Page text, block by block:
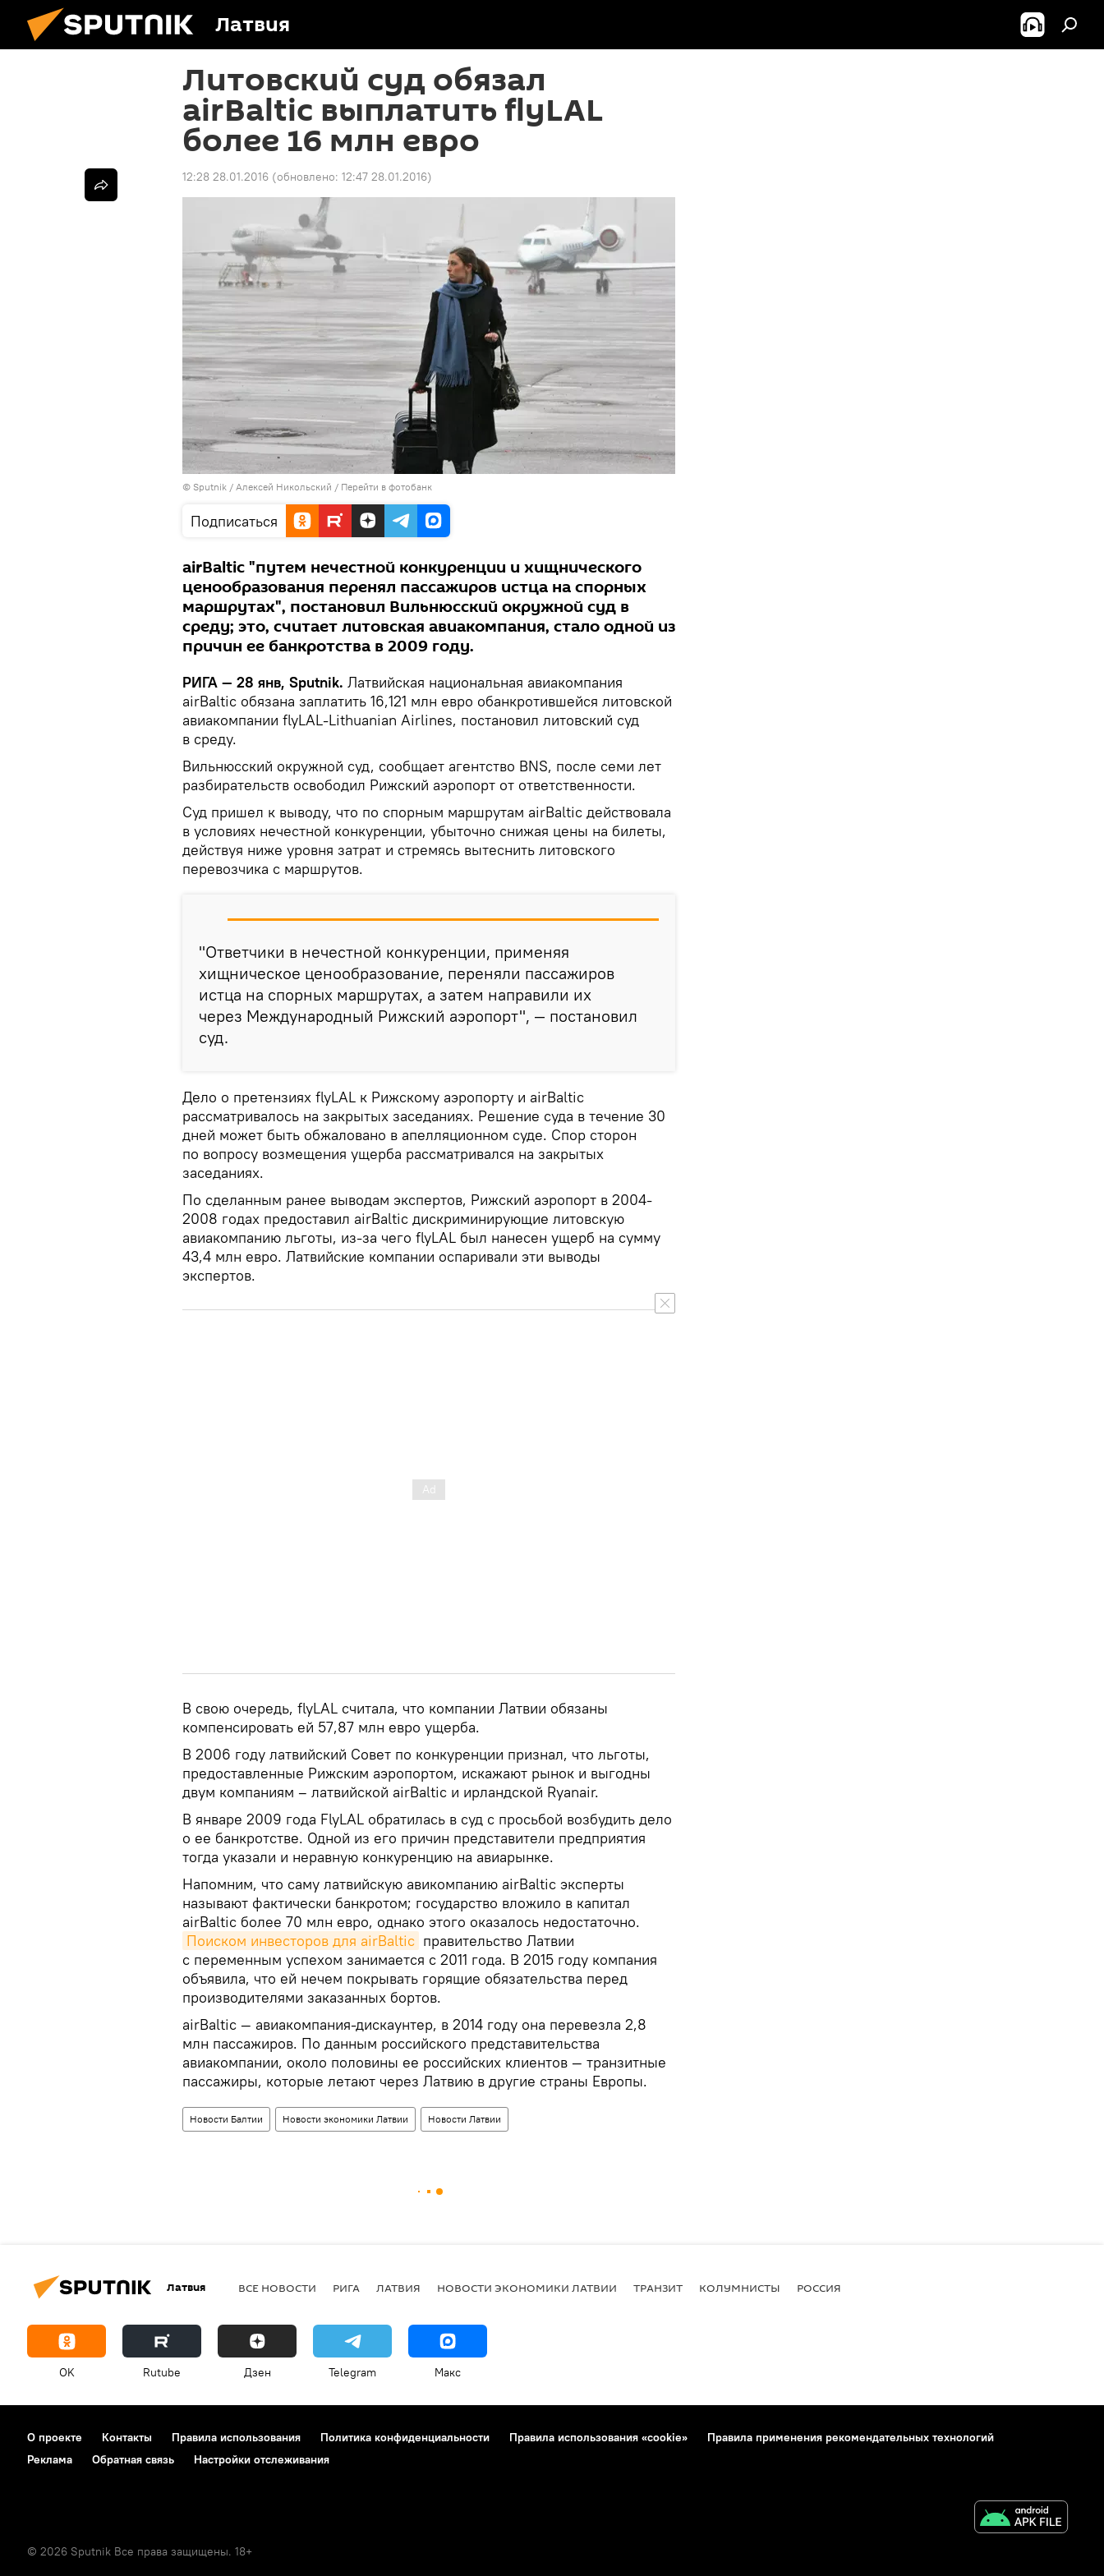
Латвия
Литовский суд обязал
аirBaltic выплатить flyLAL
более 16 млн евро
12:28 28.01.2016 (обновлено: 12:47 28.01.2016)
© Sputnik / Алексей Никольский / Перейти в фотобанк
Подписаться
аirBaltic "путем нечестной конкуренции и хищнического
ценообразования перенял пассажиров истца на спорных
маршрутах", постановил Вильнюсский окружной суд в
среду; это, считает литовская авиакомпания, стало одной из
причин ее банкротства в 2009 году.
РИГА — 28 янв, Sputnik. Латвийская национальная авиакомпания
аirBaltic обязана заплатить 16,121 млн евро обанкротившейся литовской
авиакомпании flyLAL-Lithuanian Airlines, постановил литовский суд
в среду.
Вильнюсский окружной суд, сообщает агентство BNS, после семи лет
разбирательств освободил Рижский аэропорт от ответственности.
Суд пришел к выводу, что по спорным маршрутам аirBaltic действовала
в условиях нечестной конкуренции, убыточно снижая цены на билеты,
действуя ниже уровня затрат и стремясь вытеснить литовского
перевозчика с маршрутов.
"Ответчики в нечестной конкуренции, применяя
хищническое ценообразование, переняли пассажиров
истца на спорных маршрутах, а затем направили их
через Международный Рижский аэропорт", — постановил
суд.
Дело о претензиях flyLAL к Рижскому аэропорту и аirBaltic
рассматривалось на закрытых заседаниях. Решение суда в течение 30
дней может быть обжаловано в апелляционном суде. Спор сторон
по вопросу возмещения ущерба рассматривался на закрытых
заседаниях.
По сделанным ранее выводам экспертов, Рижский аэропорт в 2004-
2008 годах предоставил аirBaltic дискриминирующие литовскую
авиакомпанию льготы, из-за чего flyLAL был нанесен ущерб на сумму
43,4 млн евро. Латвийские компании оспаривали эти выводы
экспертов.
В свою очередь, flyLAL считала, что компании Латвии обязаны
компенсировать ей 57,87 млн евро ущерба.
В 2006 году латвийский Совет по конкуренции признал, что льготы,
предоставленные Рижским аэропортом, искажают рынок и выгодны
двум компаниям – латвийской аirBaltic и ирландской Ryanair.
В январе 2009 года FlyLAL обратилась в суд с просьбой возбудить дело
о ее банкротстве. Одной из его причин представители предприятия
тогда указали и неравную конкуренцию на авиарынке.
Напомним, что саму латвийскую авикомпанию аirBaltic эксперты
называют фактически банкротом; государство вложило в капитал
airBaltic более 70 млн евро, однако этого оказалось недостаточно.
Поиском инвесторов для airBaltic правительство Латвии
с переменным успехом занимается с 2011 года. В 2015 году компания
объявила, что ей нечем покрывать горящие обязательства перед
производителями заказанных бортов.
аirBaltic — авиакомпания-дискаунтер, в 2014 году она перевезла 2,8
млн пассажиров. По данным российского представительства
авиакомпании, около половины ее российских клиентов — транзитные
пассажиры, которые летают через Латвию в другие страны Европы.
Новости Балтии Новости экономики Латвии Новости Латвии
Латвия ВСЕ НОВОСТИ РИГА ЛАТВИЯ НОВОСТИ ЭКОНОМИКИ ЛАТВИИ ТРАНЗИТ КОЛУМНИСТЫ РОССИЯ
OK Rutube Дзен Telegram Макс
О проекте Контакты Правила использования Политика конфиденциальности Правила использования «cookie»
Правила применения рекомендательных технологий
Реклама
Обратная связь Настройки отслеживания
© 2026 Sputnik Все права защищены. 18+